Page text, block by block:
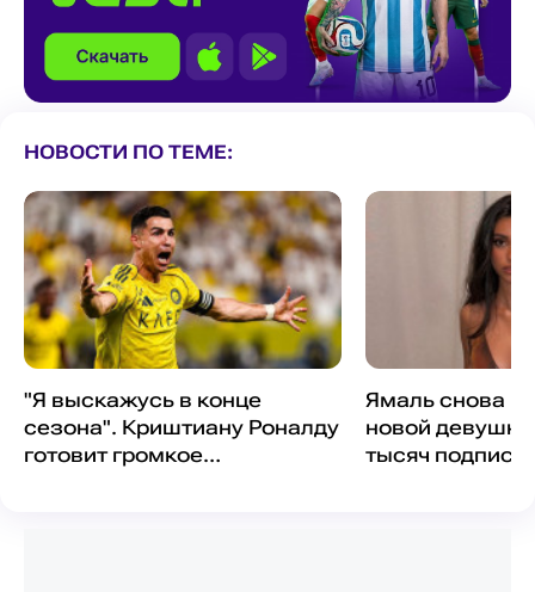
НОВОСТИ ПО ТЕМЕ:
"Я выскажусь в конце
сезона". Криштиану Роналду
готовит громкое
Ямаль снова
новой
тысяч